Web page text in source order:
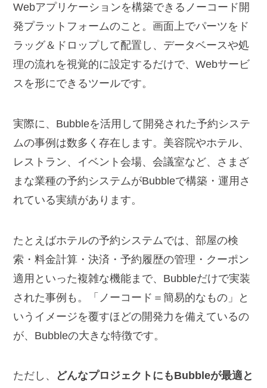
Webアプリケーションを構築できるノーコード開
発プラットフォームのこと。画面上でパーツをド
ラッグ＆ドロップして配置し、データベースや処
理の流れを視覚的に設定するだけで、Webサービ
スを形にできるツールです。
実際に、Bubbleを活用して開発された予約システ
ムの事例は数多く存在します。美容院やホテル、
レストラン、イベント会場、会議室など、さまざ
まな業種の予約システムがBubbleで構築・運用さ
れている実績があります。
たとえばホテルの予約システムでは、部屋の検
索・料金計算・決済・予約履歴の管理・クーポン
適用といった複雑な機能まで、Bubbleだけで実装
された事例も。「ノーコード＝簡易的なもの」と
いうイメージを覆すほどの開発力を備えているの
が、Bubbleの大きな特徴です。
ただし、
どんなプロジェクトにもBubbleが最適と